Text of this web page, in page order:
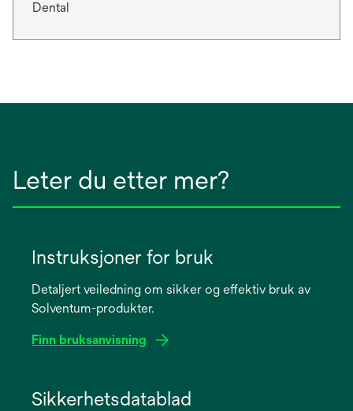
Dental
Leter du etter mer?
Instruksjoner for bruk
Detaljert veiledning om sikker og effektiv bruk av
Solventum-produkter.
Finn bruksanvisning
Sikkerhetsdatablad